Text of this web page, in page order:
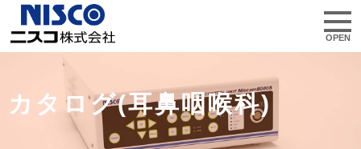
カタログ(耳鼻咽喉科)